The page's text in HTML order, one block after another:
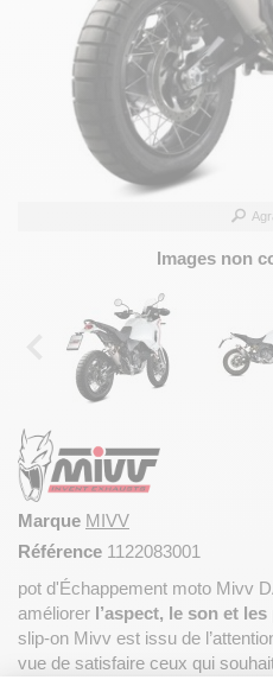
Images non
Marque MIVV
Référence 1122083001
pot d'Échappement moto Mivv
améliorer l’aspect, le son et
slip-on Mivv est issu de
vue de satisfaire ceux qui